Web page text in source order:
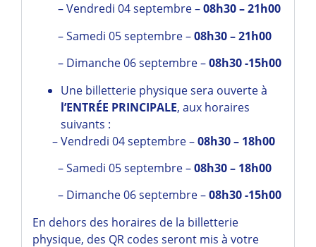
– Vendredi 04 septembre –08h30 – 21h00
– Samedi 05 septembre –08h30 – 21h00
– Dimanche 06 septembre –08h30 -15h00
Une billetterie physique sera ouverte à
l’ENTRÉE PRINCIPALE, aux horaires
suivants :
– Vendredi 04 septembre –08h30 – 18h00
– Samedi 05 septembre –08h30 – 18h00
– Dimanche 06 septembre –08h30 -15h00
En dehors des horaires de la billetterie
physique, des QR codes seront mis à votre